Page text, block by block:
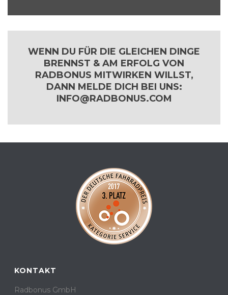
WENN DU FÜR DIE GLEICHEN DINGE
BRENNST & AM ERFOLG VON
RADBONUS MITWIRKEN WILLST,
DANN MELDE DICH BEI UNS:
INFO@RADBONUS.COM
KONTAKT
Radbonus GmbH